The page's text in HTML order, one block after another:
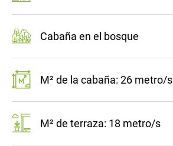
Cabaña en el bosque
M² de la cabaña: 26 metro/s
M² de terraza: 18 metro/s